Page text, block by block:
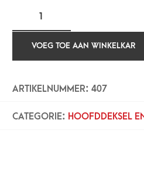
VOEG TOE AAN WINKELKAR
ARTIKELNUMMER: 407
CATEGORIE: HOOFDDEKSEL